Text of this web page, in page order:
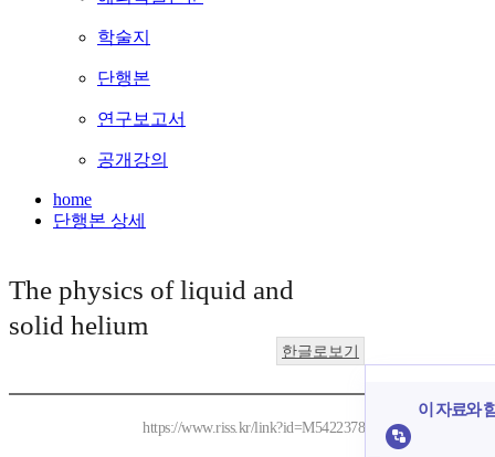
학술지
단행본
연구보고서
공개강의
home
단행본 상세
The physics of liquid and
solid helium
한글로보기
https://www.riss.kr/link?id=M5422378
이 자료와